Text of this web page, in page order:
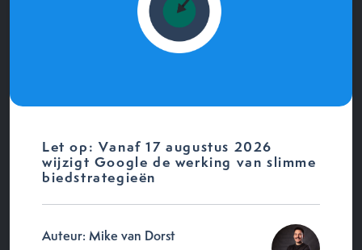
Let op: Vanaf 17 augustus 2026
wijzigt Google de werking van slimme
biedstrategieën
Auteur: Mike van Dorst